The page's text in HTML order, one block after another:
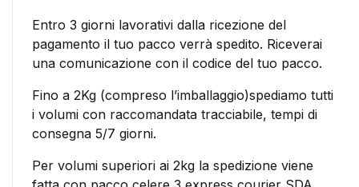
Entro 3 giorni lavorativi dalla ricezione del
pagamento il tuo pacco verrà spedito. Riceverai
una comunicazione con il codice del tuo pacco.
Fino a 2Kg (compreso l’imballaggio)spediamo tutti
i volumi con raccomandata tracciabile, tempi di
consegna 5/7 giorni.
Per volumi superiori ai 2kg la spedizione viene